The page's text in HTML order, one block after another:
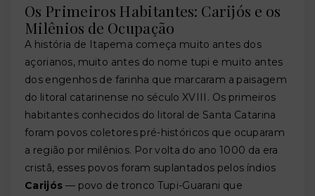
Os Primeiros Habitantes: Carijós e os
Milênios de Ocupação
A história de Itapema começa muito antes dos
açorianos, muito antes do nome tupi e muito antes
dos engenhos de farinha que marcaram a paisagem
do litoral catarinense no século XVIII. Os primeiros
habitantes conhecidos do litoral de Santa Catarina
foram povos coletores pré-históricos que ocuparam
a região por milênios. Por volta do ano 1000 da era
cristã, esses povos foram suplantados pelos índios
Carijós — povo de tronco Tupi-Guarani que